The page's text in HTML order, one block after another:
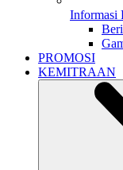
Informasi
PROMOSI
KEMITRAAN